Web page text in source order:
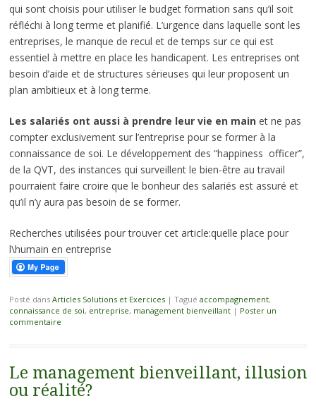
qui sont choisis pour utiliser le budget formation sans qu’il soit
réfléchi à long terme et planifié. L’urgence dans laquelle sont les
entreprises, le manque de recul et de temps sur ce qui est
essentiel à mettre en place les handicapent. Les entreprises ont
besoin d’aide et de structures sérieuses qui leur proposent un
plan ambitieux et à long terme.
Les salariés ont aussi à prendre leur vie en mainet ne pas
compter exclusivement sur l’entreprise pour se former à la
connaissance de soi. Le développement des “happiness officer”,
de la QVT, des instances qui surveillent le bien-être au travail
pourraient faire croire que le bonheur des salariés est assuré et
qu’il n’y aura pas besoin de se former.
Recherches utilisées pour trouver cet article:quelle place pour
l\humain en entreprise
Posté dans Articles Solutions et Exercices | Tagué accompagnement,
connaissance de soi, entreprise, management bienveillant | Poster un
commentaire
Le management bienveillant, illusion
ou réalité?